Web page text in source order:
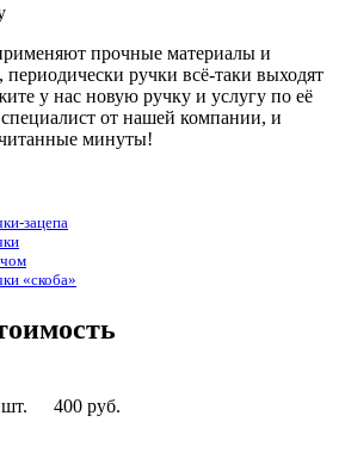
прочные материалы и
ручки всё-таки выходят
у нас новую ручку и услугу по её
от нашей компании, и
минуты!
зацепа
«скоба»
400 руб.